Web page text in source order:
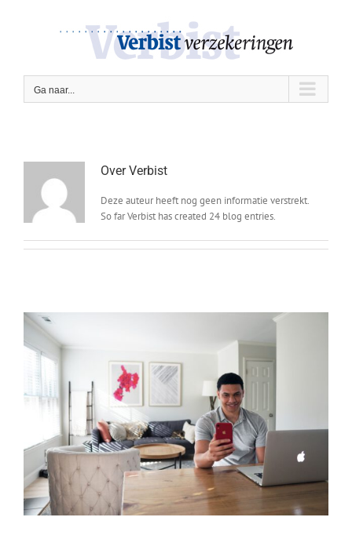
Ga naar...
OverVerbist
Deze auteur heeft nog geen informatie verstrekt.
So far Verbist has created 24 blog entries.